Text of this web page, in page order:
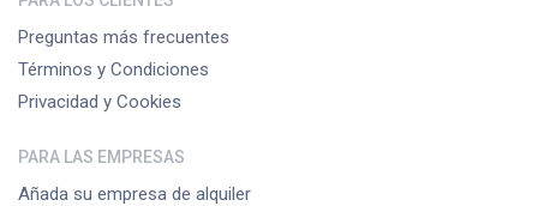
Preguntas más frecuentes
Términos y Condiciones
Privacidad y Cookies
PARA LAS EMPRESAS
Añada su empresa de alquiler